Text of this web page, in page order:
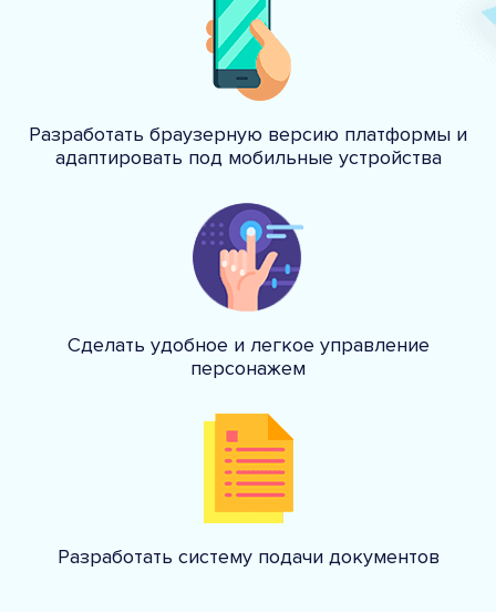
Разработать браузерную версию платформы и
адаптировать под мобильные устройства
Сделать удобное и легкое управление
персонажем
Разработать систему подачи документов